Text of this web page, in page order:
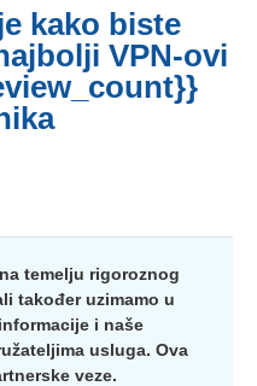
kako biste
VPN-ovi
temelju rigoroznog
također uzimamo u
i naše
usluga. Ova
veze.